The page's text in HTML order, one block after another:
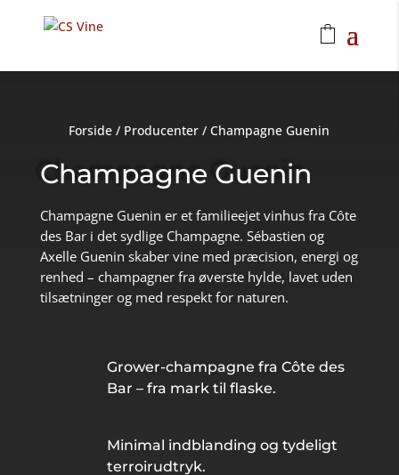
Forside / Producenter /Champagne Guenin
Champagne Guenin
Champagne Guenin er et familieejet vinhus fra Côte
des Bar i det sydlige Champagne. Sébastien og
Axelle Guenin skaber vine med præcision, energi og
renhed – champagner fra øverste hylde, lavet uden
tilsætninger og med respekt for naturen.
Grower-champagne fra Côte des
Bar – fra mark til flaske.
Minimal indblanding og tydeligt
terroirudtryk.